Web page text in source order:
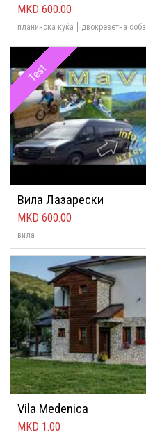
600.00
планинска куќа двокреветна соба
Test
Вила Лазарески
600.00
вила
Vila Medenica
1.00